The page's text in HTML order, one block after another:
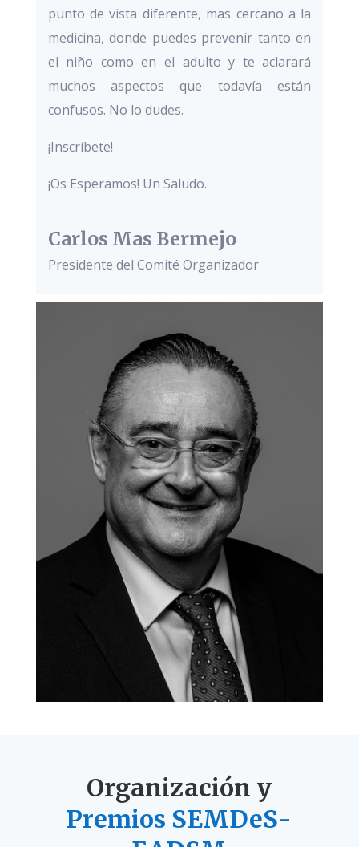
punto de vista diferente, mas cercano a la
medicina, donde puedes prevenir tanto en
el niño como en el adulto y te aclarará
muchos aspectos que todavía están
confusos. No lo dudes.
¡Inscríbete!
¡Os Esperamos! Un Saludo.
Carlos Mas Bermejo
Presidente del Comité Organizador
Organización y
Premios SEMDeS-